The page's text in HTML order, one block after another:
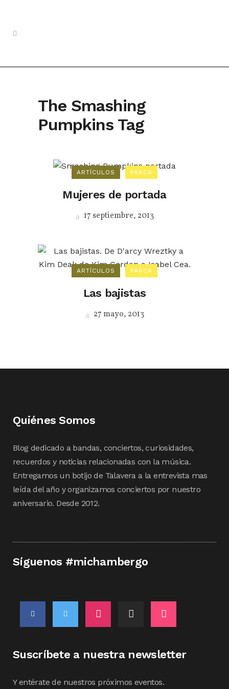
The Smashing
Pumpkins Tag
ARTÍCULOS PARCA
Mujeres de portada
17 septiembre, 2013
ARTÍCULOS PARCA
Las bajistas
27 mayo, 2013
Quiénes Somos
Blog dedicado a bandas, conciertos, curiosidades,
recuerdos y noticias relacionadas con la música.
Entregamos un botijo de Talavera a la entrevista mas
leída del año y organizamos conciertos por nuestro
aniversario. Desde 2012.
Síguenos #michambergo
Suscríbete a nuestra newsletter
Y entérate de nuestros próximos eventos.